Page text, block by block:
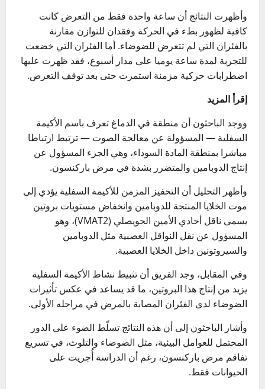
وأظهرت النتائج أن ساعة واحدة فقط من التعرض كانت
كافية لظهور بطء في الحركة وفقدان للتوازن مقارنة
بالفئران التي لم تتعرض للضوضاء. أما الفئران التي خضعت
للتجربة لمدة ساعة يوميا على مدار أسبوع، فقد ظهرت عليها
اضطرابات حركية مزمنة استمرت حتى بعد توقف التعرض.
إقرأ المزيد
ووجد الباحثون أن منطقة في الدماغ تعرف باسم الأكيمة
السفلية — المسؤولة عن معالجة الصوت — ترتبط ارتباطا
مباشرا بمنطقة المادة السوداء، وهي الجزء المسؤول عن
إنتاج الدوبامين والمتضرر بشدة في مرض باركنسون.
وأظهر التحليل أن التحفيز المزمن للأكيمة السفلية يؤدي إلى
موت الخلايا المنتجة للدوبامين وانخفاض مستويات بروتين
يسمى ناقل أحادي الأمين الحويصلي (VMAT2)، وهو
المسؤول عن نقل النواقل العصبية مثل الدوبامين
والسيروتونين داخل الخلايا العصبية.
وفي المقابل، وجد الفريق أن تثبيط نشاط الأكيمة السفلية
يزيد من إنتاج هذا البروتين، ما قد يساعد في عكس تأثيرات
الضوضاء لدى الفئران المصابة بالمرض في مراحله الأولى.
وأشار الباحثون إلى أن هذه النتائج تسلّط الضوء على الدور
المحتمل للعوامل البيئية، مثل الضوضاء والتلوث، في تسريع
تفاقم مرض باركنسون، رغم أن الدراسة أُجريت على
الحيوانات فقط.